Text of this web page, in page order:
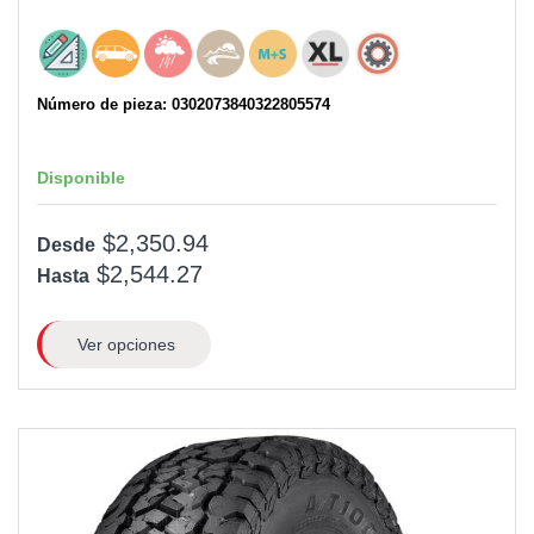
Número de pieza: 0302073840322805574
Disponible
Desde $2,350.94
Hasta $2,544.27
Ver opciones